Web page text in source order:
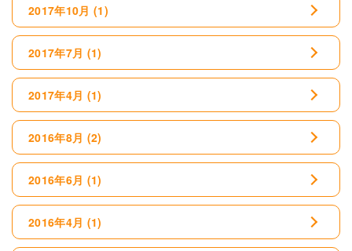
2017年10月 (1)
2017年7月 (1)
2017年4月 (1)
2016年8月 (2)
2016年6月 (1)
2016年4月 (1)